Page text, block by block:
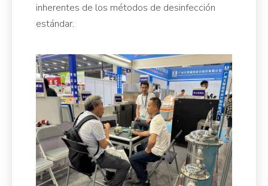
inherentes de los métodos de desinfección
estándar.